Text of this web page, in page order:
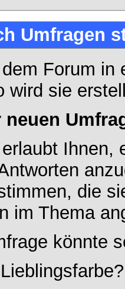
Umfragen
Forum in
wird sie
Ihnen,
die
im Thema
könnte